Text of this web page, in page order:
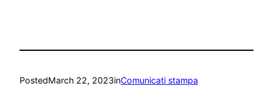
PostedMarch 22, 2023inComunicati stampa